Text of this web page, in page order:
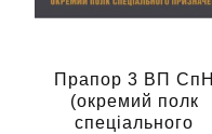
Прапор 3 ВП СпН
(окремий полк
спеціального